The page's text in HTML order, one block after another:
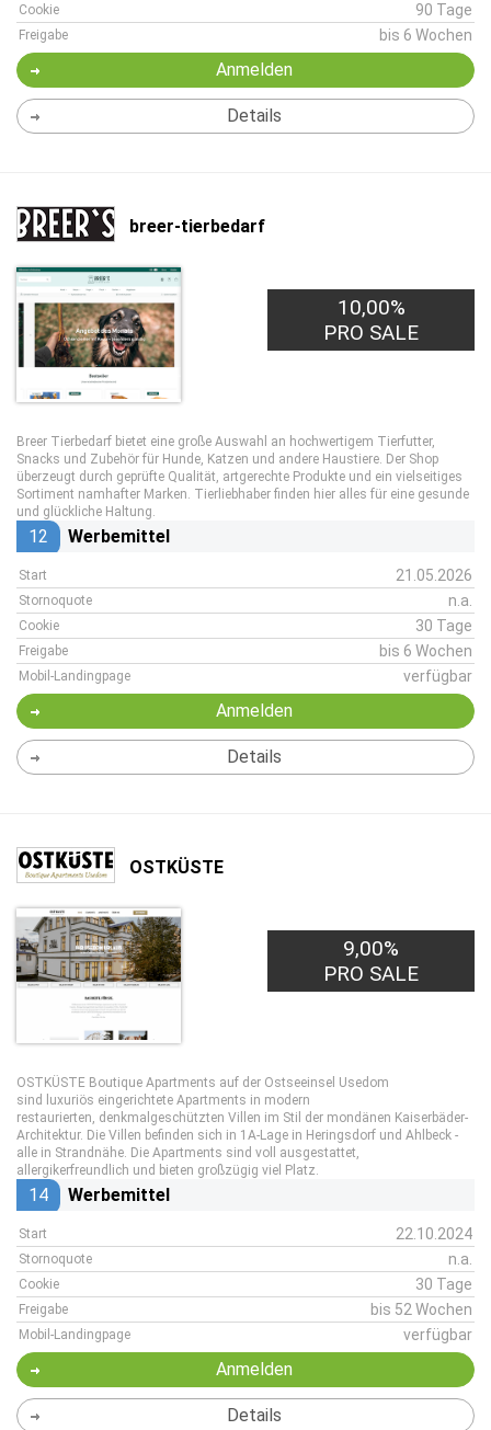
Cookie 90 Tage
Freigabe bis 6 Wochen
Anmelden
Details
breer-tierbedarf
10,00%
PRO SALE
Breer Tierbedarf bietet eine große Auswahl an hochwertigem Tierfutter,
Snacks und Zubehör für Hunde, Katzen und andere Haustiere. Der Shop
überzeugt durch geprüfte Qualität, artgerechte Produkte und ein vielseitiges
Sortiment namhafter Marken. Tierliebhaber finden hier alles für eine gesunde
und glückliche Haltung.
12 Werbemittel
Start 21.05.2026
Stornoquote n.a.
Cookie 30 Tage
Freigabe bis 6 Wochen
Mobil-Landingpage verfügbar
Anmelden
Details
OSTKÜSTE
9,00%
PRO SALE
OSTKÜSTE Boutique Apartments auf der Ostseeinsel Usedom
sind luxuriös eingerichtete Apartments in modern
restaurierten, denkmalgeschützten Villen im Stil der mondänen Kaiserbäder-
Architektur. Die Villen befinden sich in 1A-Lage in Heringsdorf und Ahlbeck -
alle in Strandnähe. Die Apartments sind voll ausgestattet,
allergikerfreundlich und bieten großzügig viel Platz.
14 Werbemittel
Start 22.10.2024
Stornoquote n.a.
Cookie 30 Tage
Freigabe bis 52 Wochen
Mobil-Landingpage verfügbar
Anmelden
Details